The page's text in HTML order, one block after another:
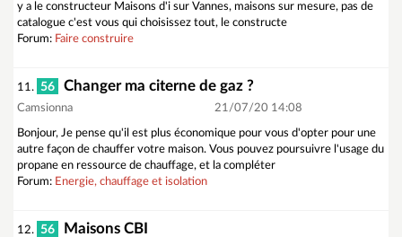
y a le constructeur Maisons d'i sur Vannes, maisons sur mesure, pas de
catalogue c'est vous qui choisissez tout, le constructe
Forum: Faire construire
11. 56 Changer ma citerne de gaz ?
Camsionna 21/07/20 14:08
Bonjour, Je pense qu'il est plus économique pour vous d'opter pour une
autre façon de chauffer votre maison. Vous pouvez poursuivre l'usage du
propane en ressource de chauffage, et la compléter
Forum: Energie, chauffage et isolation
12. 56 Maisons CBI